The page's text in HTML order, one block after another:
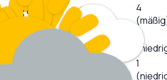
33°C 0,0L/m²
4
34°C 0,0L/m²
1